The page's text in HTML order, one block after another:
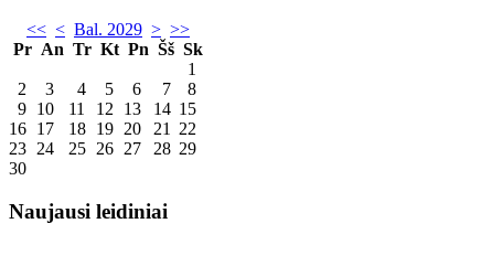
<< < Bal. 2029 > >>
Pr An Tr Kt Pn Šš Sk
1
2
3 4 5 6 7
8
9 10 11 12 13 14 15
16 17 18 19 20 21
22
23 24 25 26 27 28 29
30
Naujausi leidiniai